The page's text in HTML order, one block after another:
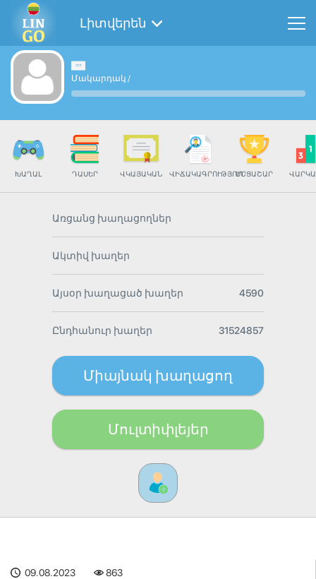
Լիտվերեն
Մակարդակ /
ԽԱՂԱԼ ԴԱՍԵՐ ՎԿԱՅԱԿԱՆ ՎԻՃԱԿԱԳՐՈՒԹՅՈՒՆՄՐՑԱՇԱՐ
Առցանց խաղացողներ
Ակտիվ խաղեր
Այսօր խաղացած խաղեր 4590
Ընդհանուր խաղեր 31524857
Միայնակ խաղացող
Մուլտիփլեյեր
09.08.2023 864